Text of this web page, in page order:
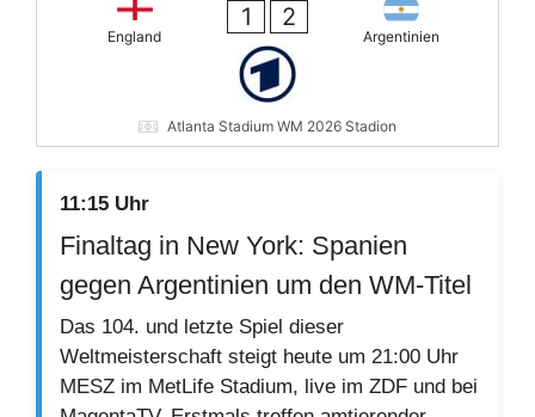
England
1 2
Argentinien
Atlanta Stadium WM 2026 Stadion
11:15 Uhr
Finaltag in New York: Spanien
gegen Argentinien um den WM-Titel
Das 104. und letzte Spiel dieser
Weltmeisterschaft steigt heute um 21:00 Uhr
MESZ im MetLife Stadium, live im ZDF und bei